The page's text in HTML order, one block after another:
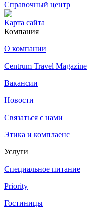
Справочный центр
Карта сайта
Компания
О компании
Centrum Travel Magazine
Вакансии
Новости
Связаться с нами
Этика и комплаенс
Услуги
Специальное питание
Priority
Гостиницы